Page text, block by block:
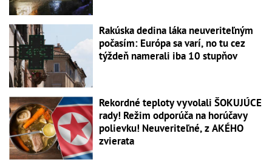
Rakúska dedina láka neuveriteľným
počasím: Európa sa varí, no tu cez
týždeň namerali iba 10 stupňov
Rekordné teploty vyvolali ŠOKUJÚCE
rady! Režim odporúča na horúčavy
polievku! Neuveriteľné, z AKÉHO
zvierata